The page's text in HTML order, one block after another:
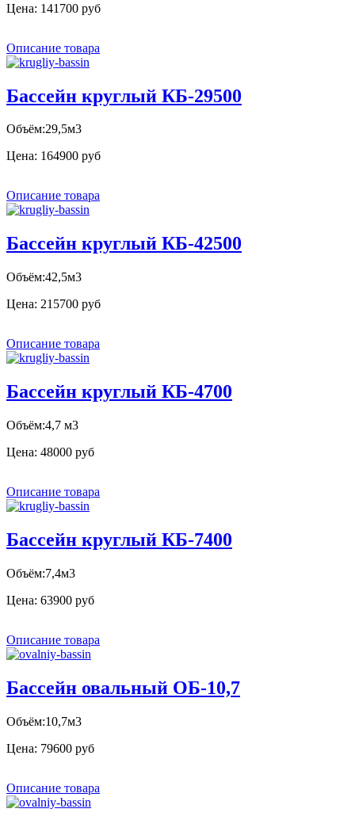
Цена: 141700 руб
Описание товара
Бассейн круглый КБ-29500
Объём:29,5м3
Цена: 164900 руб
Описание товара
Бассейн круглый КБ-42500
Объём:42,5м3
Цена: 215700 руб
Описание товара
Бассейн круглый КБ-4700
Объём:4,7 м3
Цена: 48000 руб
Описание товара
Бассейн круглый КБ-7400
Объём:7,4м3
Цена: 63900 руб
Описание товара
Бассейн овальный ОБ-10,7
Объём:10,7м3
Цена: 79600 руб
Описание товара